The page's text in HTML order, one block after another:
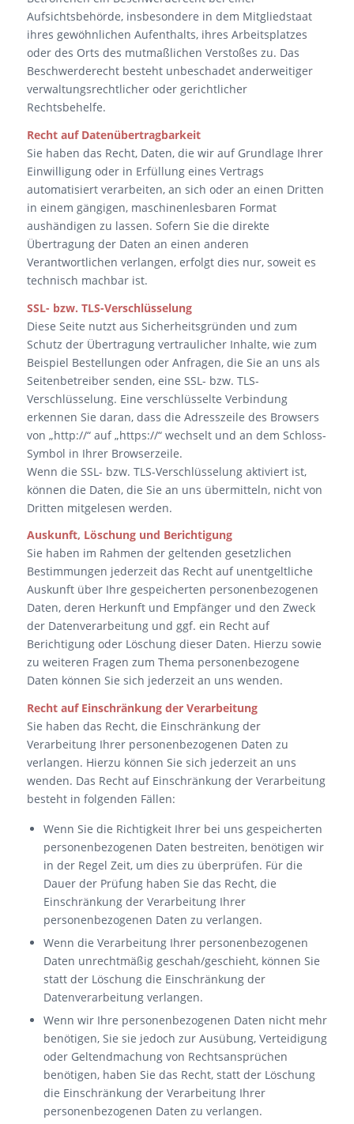
Aufsichtsbehörde, insbesondere in dem Mitgliedstaat
ihres gewöhnlichen Aufenthalts, ihres Arbeitsplatzes
oder des Orts des mutmaßlichen Verstoßes zu. Das
Beschwerderecht besteht unbeschadet anderweitiger
verwaltungsrechtlicher oder gerichtlicher
Rechtsbehelfe.
Recht auf Datenübertragbarkeit
Sie haben das Recht, Daten, die wir auf Grundlage Ihrer
Einwilligung oder in Erfüllung eines Vertrags
automatisiert verarbeiten, an sich oder an einen Dritten
in einem gängigen, maschinenlesbaren Format
aushändigen zu lassen. Sofern Sie die direkte
Übertragung der Daten an einen anderen
Verantwortlichen verlangen, erfolgt dies nur, soweit es
technisch machbar ist.
SSL- bzw. TLS-Verschlüsselung
Diese Seite nutzt aus Sicherheitsgründen und zum
Schutz der Übertragung vertraulicher Inhalte, wie zum
Beispiel Bestellungen oder Anfragen, die Sie an uns als
Seitenbetreiber senden, eine SSL- bzw. TLS-
Verschlüsselung. Eine verschlüsselte Verbindung
erkennen Sie daran, dass die Adresszeile des Browsers
von „http://“ auf „https://“ wechselt und an dem Schloss-
Symbol in Ihrer Browserzeile.
Wenn die SSL- bzw. TLS-Verschlüsselung aktiviert ist,
können die Daten, die Sie an uns übermitteln, nicht von
Dritten mitgelesen werden.
Auskunft, Löschung und Berichtigung
Sie haben im Rahmen der geltenden gesetzlichen
Bestimmungen jederzeit das Recht auf unentgeltliche
Auskunft über Ihre gespeicherten personenbezogenen
Daten, deren Herkunft und Empfänger und den Zweck
der Datenverarbeitung und ggf. ein Recht auf
Berichtigung oder Löschung dieser Daten. Hierzu sowie
zu weiteren Fragen zum Thema personenbezogene
Daten können Sie sich jederzeit an uns wenden.
Recht auf Einschränkung der Verarbeitung
Sie haben das Recht, die Einschränkung der
Verarbeitung Ihrer personenbezogenen Daten zu
verlangen. Hierzu können Sie sich jederzeit an uns
wenden. Das Recht auf Einschränkung der Verarbeitung
besteht in folgenden Fällen:
Wenn Sie die Richtigkeit Ihrer bei uns gespeicherten
personenbezogenen Daten bestreiten, benötigen wir
in der Regel Zeit, um dies zu überprüfen. Für die
Dauer der Prüfung haben Sie das Recht, die
Einschränkung der Verarbeitung Ihrer
personenbezogenen Daten zu verlangen.
Wenn die Verarbeitung Ihrer personenbezogenen
Daten unrechtmäßig geschah/geschieht, können Sie
statt der Löschung die Einschränkung der
Datenverarbeitung verlangen.
Wenn wir Ihre personenbezogenen Daten nicht mehr
benötigen, Sie sie jedoch zur Ausübung, Verteidigung
oder Geltendmachung von Rechtsansprüchen
benötigen, haben Sie das Recht, statt der Löschung
die Einschränkung der Verarbeitung Ihrer
personenbezogenen Daten zu verlangen.